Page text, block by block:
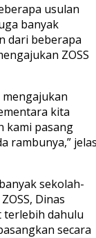
usulan
banyak
dari beberapa
ZOSS
mengajukan
kita
kami pasang
rambunya,”
sekolah-
Dinas
terlebih dahulu
secara